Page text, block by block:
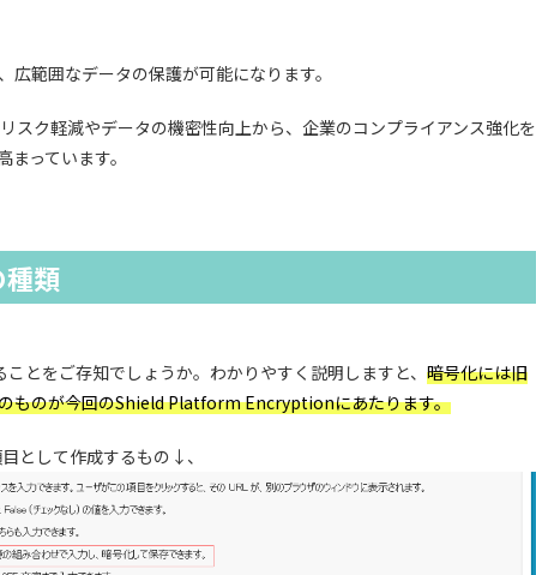
範囲なデータの保護が可能になります。
ク軽減やデータの機密性向上から、企業のコンプライアンス強化を
っています。
類
とをご存知でしょうか。わかりやすく説明しますと、 暗号化には旧
ものが今回のShield Platform Encryptionにあたります。
として作成するもの↓、